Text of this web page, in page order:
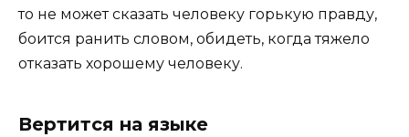
то не может сказать человеку горькую правду,
боится ранить словом, обидеть, когда тяжело
отказать хорошему человеку.
Вертится на языке